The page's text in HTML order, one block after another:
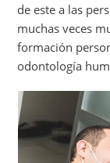
de este a las
muchas veces
formación
odontología